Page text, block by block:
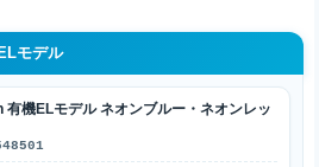
モデル
機ELモデル ネオンブルー・ネオンレッ